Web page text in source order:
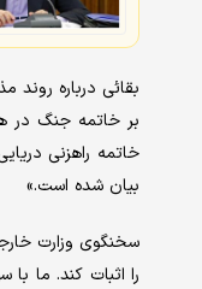
بقائی درباره
بر خاتمه جنگ در
خاتمه راهزنی
بیان شده است.»
سخنگوی وزارت
را اثبات کند. ما